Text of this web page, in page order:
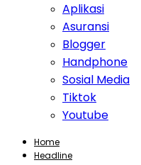
Aplikasi
Asuransi
Blogger
Handphone
Sosial Media
Tiktok
Youtube
Home
Headline